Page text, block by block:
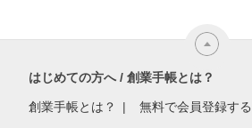
はじめての方へ / 創業手帳とは？
創業手帳とは？ 無料で会員登録する